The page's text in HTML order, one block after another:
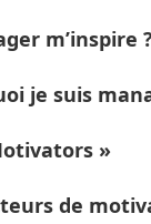
m’inspire
je suis
»
de